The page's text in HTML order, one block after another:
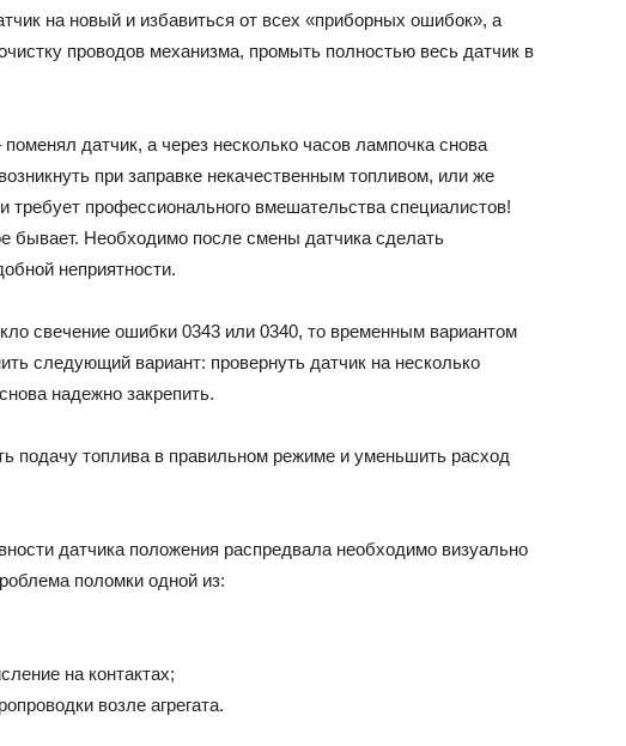
на новый и избавиться от всех «приборных ошибок», а
проводов механизма, промыть полностью весь датчик в
датчик, а через несколько часов лампочка снова
при заправке некачественным топливом, или же
требует профессионального вмешательства специалистов!
бывает. Необходимо после смены датчика сделать
неприятности.
свечение ошибки 0343 или 0340, то временным вариантом
следующий вариант: провернуть датчик на несколько
надежно закрепить.
подачу топлива в правильном режиме и уменьшить расход
датчика положения распредвала необходимо визуально
поломки одной из:
на контактах;
возле агрегата.